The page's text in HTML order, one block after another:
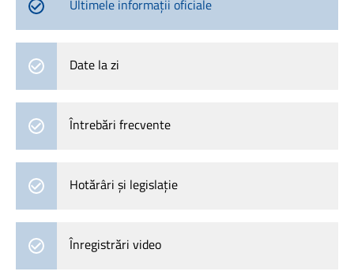
Ultimele informații oficiale
Date la zi
Întrebări frecvente
Hotărâri și legislație
Înregistrări video